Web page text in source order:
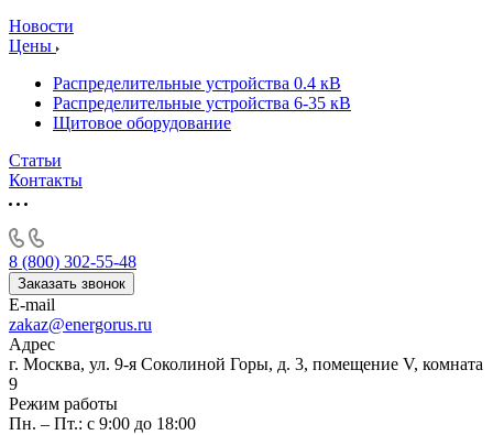
Новости
Цены
Распределительные устройства 0.4 кВ
Распределительные устройства 6-35 кВ
Щитовое оборудование
Статьи
Контакты
8 (800) 302-55-48
Заказать звонок
E-mail
zakaz@energorus.ru
Адрес
г. Москва, ул. 9-я Соколиной Горы, д. 3, помещение V, комната
9
Режим работы
Пн. – Пт.: с 9:00 до 18:00